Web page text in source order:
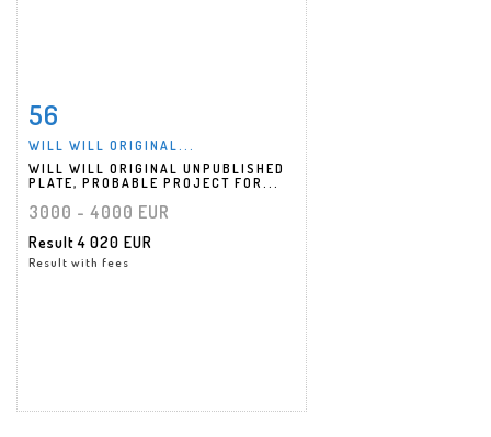
56
WILL WILL ORIGINAL...
WILL WILL ORIGINAL UNPUBLISHED
PLATE, PROBABLE PROJECT FOR...
3000 - 4000 EUR
Result4 020 EUR
Result with fees